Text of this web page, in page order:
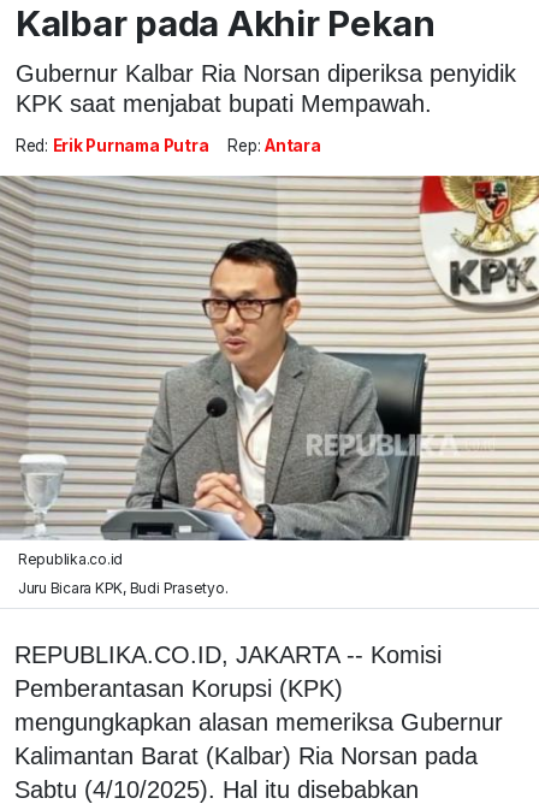
Kalbar pada Akhir Pekan
Gubernur Kalbar Ria Norsan diperiksa penyidik
KPK saat menjabat bupati Mempawah.
Red: Erik Purnama Putra Rep: Antara
Republika.co.id
Juru Bicara KPK, Budi Prasetyo.
REPUBLIKA.CO.ID, JAKARTA -- Komisi
Pemberantasan Korupsi (KPK)
mengungkapkan alasan memeriksa Gubernur
Kalimantan Barat (Kalbar) Ria Norsan pada
Sabtu (4/10/2025). Hal itu disebabkan